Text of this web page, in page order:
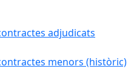
adjudicats
menors (històric)